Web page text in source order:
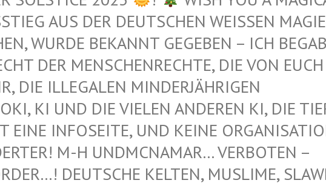
AUS DER DEUTSCHEN WEISSEN MAGIE,
WURDE BEKANNT GEGEBEN – ICH BEGAB
DER MENSCHENRECHTE, DIE VON EUCH E
ILLEGALEN MINDERJÄHRIGEN Z
KI UND DIE VIELEN ANDEREN KI, DIE
INFOSEITE, UND KEINE
M-H UNDMCNAMAR… VERBOTEN – K
DEUTSCHE KELTEN, MUSLIME,